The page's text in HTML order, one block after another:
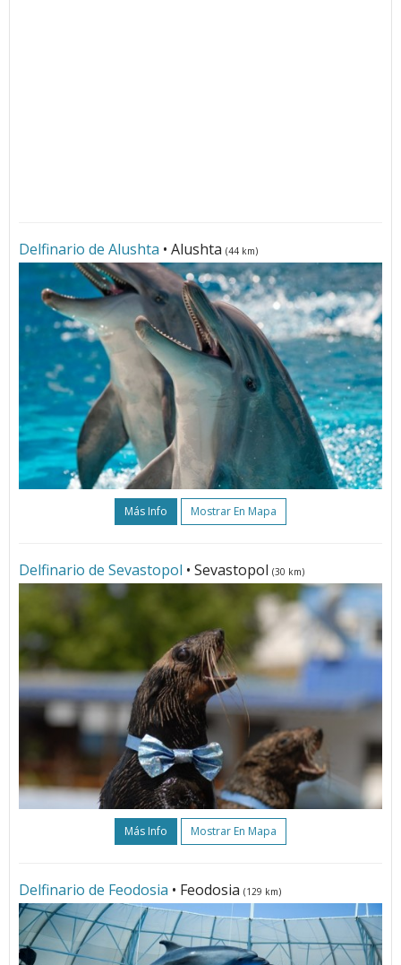
Delfinario de Alushta • Alushta (44 km)
Más Info Mostrar En Mapa
Delfinario de Sevastopol • Sevastopol (30 km)
Más Info Mostrar En Mapa
Delfinario de Feodosia • Feodosia (129 km)